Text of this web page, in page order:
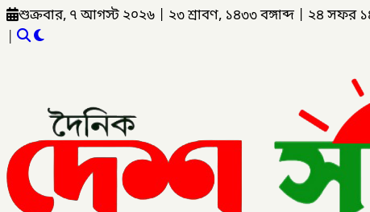
শুক্রবার, ৭ আগস্ট ২০২৬ ২৩ শ্রাবণ, ১৪৩৩ বঙ্গাব্দ ২৪ সফর
|